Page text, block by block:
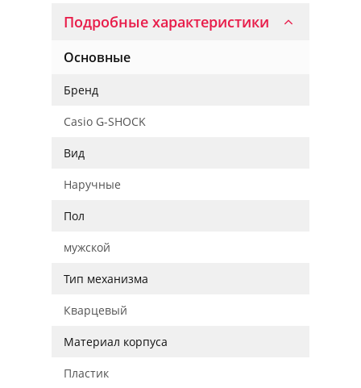
Подробные характеристики
Основные
Бренд
Casio G-SHOCK
Вид
Наручные
Пол
мужской
Тип механизма
Кварцевый
Материал корпуса
Пластик